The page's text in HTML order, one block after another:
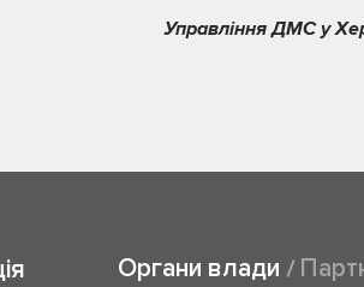
Управління ДМС у
Органи влади